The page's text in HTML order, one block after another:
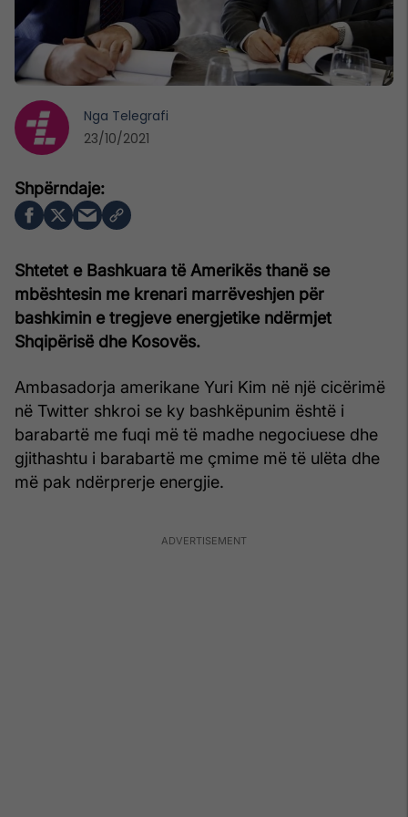
Shtetet e Bashkuara të Amerikës thanë se
mbështesin me krenari marrëveshjen për
bashkimin e tregjeve energjetike ndërmjet
Shqipërisë dhe Kosovës.
Ambasadorja amerikane Yuri Kim në një cicërimë
në Twitter shkroi se ky bashkëpunim është i
barabartë me fuqi më të madhe negociuese dhe
gjithashtu i barabartë me çmime më të ulëta dhe
më pak ndërprerje energjie.
Nga Telegrafi
23/10/2021